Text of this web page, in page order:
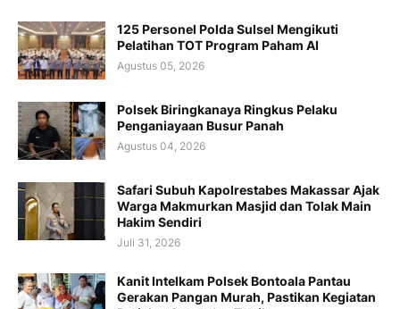
125 Personel Polda Sulsel Mengikuti
Pelatihan TOT Program Paham AI
Agustus 05, 2026
Polsek Biringkanaya Ringkus Pelaku
Penganiayaan Busur Panah
Agustus 04, 2026
Safari Subuh Kapolrestabes Makassar Ajak
Warga Makmurkan Masjid dan Tolak Main
Hakim Sendiri
Juli 31, 2026
Kanit Intelkam Polsek Bontoala Pantau
Gerakan Pangan Murah, Pastikan Kegiatan